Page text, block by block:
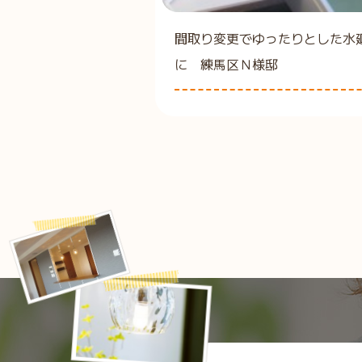
間取り変更でゆったりとした水
に 練馬区Ｎ様邸